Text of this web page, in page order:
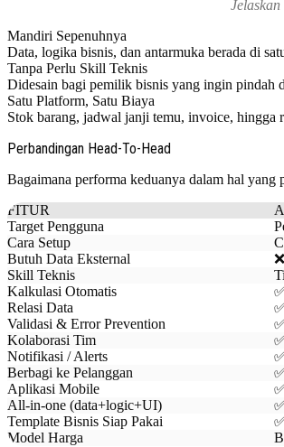
Mandiri Sepenuhnya
Data, logika bisnis, dan antarmuka berada di
Tanpa Perlu Skill Teknis
Didesain bagi pemilik bisnis yang ingin pindah
Satu Platform, Satu Biaya
Stok barang, jadwal janji temu, invoice, hingga
Perbandingan Head-To-Head
Bagaimana performa keduanya dalam hal
FITUR
Target Pengguna
Cara Setup
Butuh Data Eksternal
Skill Teknis
Kalkulasi Otomatis
Relasi Data
Validasi & Error Prevention
Kolaborasi Tim
Notifikasi / Alerts
Berbagi ke Pelanggan
Aplikasi Mobile
All-in-one (data+logic+UI)
Template Bisnis Siap Pakai
Model Harga